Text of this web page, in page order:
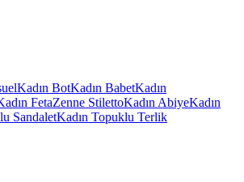
Kadın BotKadın BabetKadın
FetaZenne StilettoKadın AbiyeKadın
SandaletKadın Topuklu Terlik